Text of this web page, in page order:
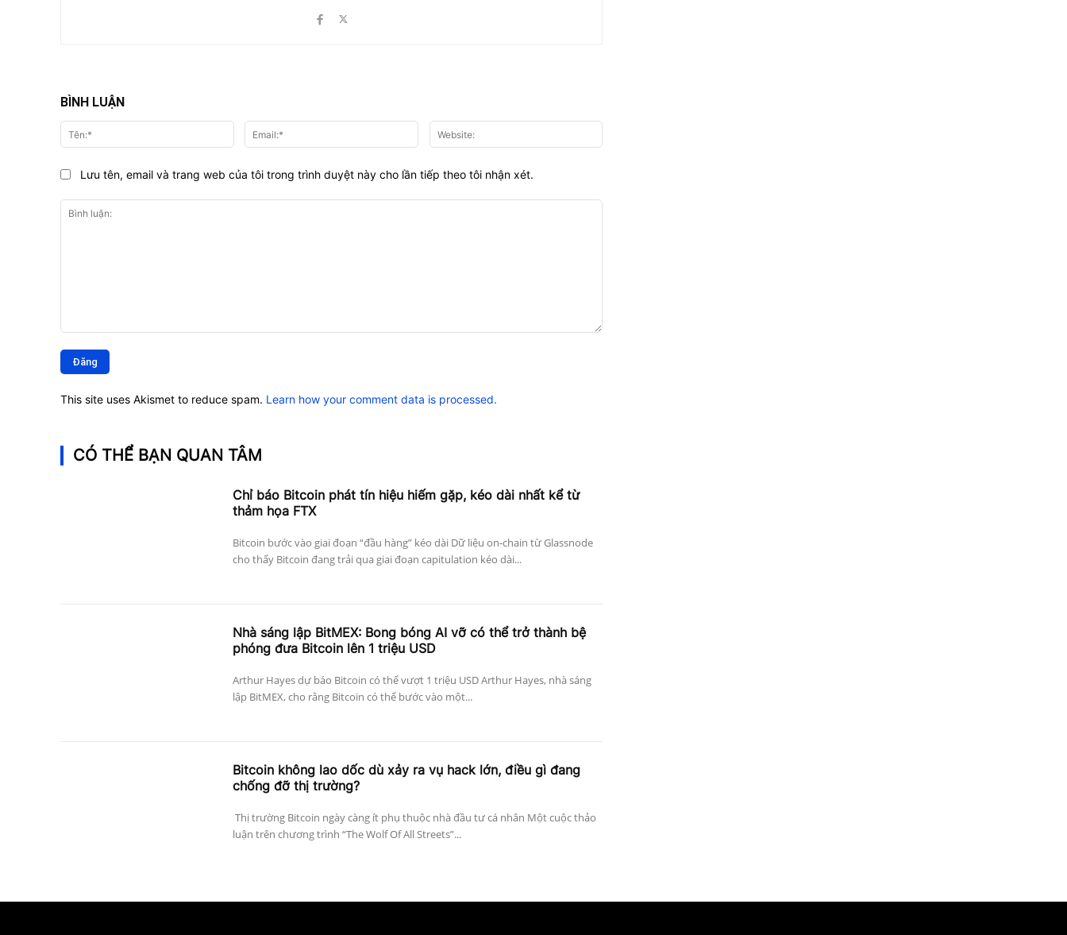
BÌNH LUẬN
luận:
Tên:* Email:*
Lưu tên, email và trang web của tôi trong trình duyệt này cho lần tiếp theo tôi nhận xét.
This site uses Akismet to reduce spam. Learn how your comment data is processed.
CÓ THỂ BẠN QUAN TÂM
Chỉ báo Bitcoin phát tín hiệu hiếm gặp, kéo dài nhất kể từ
thảm họa FTX
Bitcoin bước vào giai đoạn “đầu hàng” kéo dài Dữ liệu on-chain từ Glassnode
cho thấy Bitcoin đang trải qua giai đoạn capitulation kéo dài...
Nhà sáng lập BitMEX: Bong bóng AI vỡ có thể trở thành bệ
phóng đưa Bitcoin lên 1 triệu USD
Arthur Hayes dự báo Bitcoin có thể vượt 1 triệu USD Arthur Hayes, nhà sáng
lập BitMEX, cho rằng Bitcoin có thể bước vào một...
Bitcoin không lao dốc dù xảy ra vụ hack lớn, điều gì đang
chống đỡ thị trường?
Thị trường Bitcoin ngày càng ít phụ thuộc nhà đầu tư cá nhân Một cuộc thảo
luận trên chương trình “The Wolf Of All Streets”...